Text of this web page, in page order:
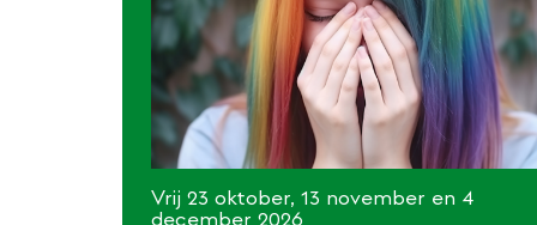
Vrij 23 oktober, 13 november en 4